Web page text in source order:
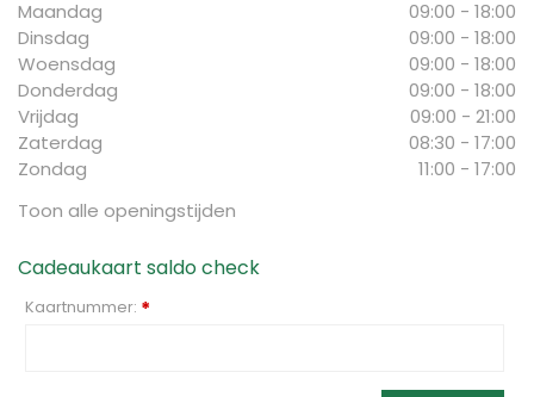
Maandag
09:00 - 18:00
Dinsdag
09:00 - 18:00
Woensdag
09:00 - 18:00
Donderdag
09:00 - 18:00
Vrijdag
09:00 - 21:00
Zaterdag
08:30 - 17:00
Zondag
11:00 - 17:00
Toon alle openingstijden
Cadeaukaart saldo check
Kaartnummer: *